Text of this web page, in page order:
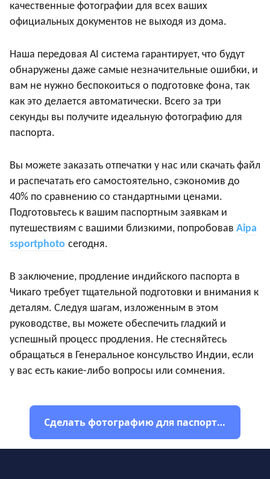
качественные фотографии для всех ваших
официальных документов не выходя из дома.
Наша передовая AI система гарантирует, что будут
обнаружены даже самые незначительные ошибки, и
вам не нужно беспокоиться о подготовке фона, так
как это делается автоматически. Всего за три
секунды вы получите идеальную фотографию для
паспорта.
Вы можете заказать отпечатки у нас или скачать файл
и распечатать его самостоятельно, сэкономив до
40% по сравнению со стандартными ценами.
Подготовьтесь к вашим паспортным заявкам и
путешествиям с вашими близкими, попробовав Aipa
ssportphoto сегодня.
В заключение, продление индийского паспорта в
Чикаго требует тщательной подготовки и внимания к
деталям. Следуя шагам, изложенным в этом
руководстве, вы можете обеспечить гладкий и
успешный процесс продления. Не стесняйтесь
обращаться в Генеральное консульство Индии, если
у вас есть какие-либо вопросы или сомнения.
Сделать фотографию для паспорта Индии